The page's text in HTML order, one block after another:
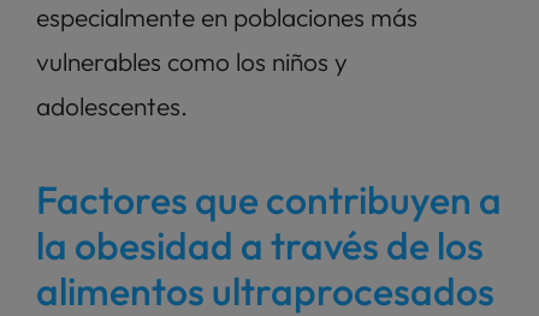
especialmente en poblaciones más
vulnerables como los niños y
adolescentes.
Factores que contribuyen a
la obesidad a través de los
alimentos ultraprocesados